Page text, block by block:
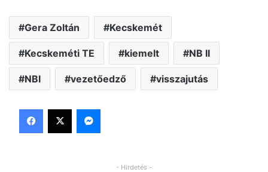
Gera Zoltán Kecskemét
Kecskeméti TE kiemelt NB II
NBI vezetőedző visszajutás
Facebook
X Messenger
- Hirdetés -